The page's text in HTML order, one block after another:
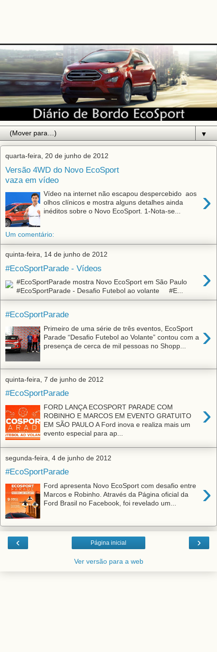
▼
quarta-feira, 20 de junho de 2012
Versão 4WD do Novo EcoSport
vaza em vídeo
›
Vídeo na internet não escapou despercebido aos
olhos clínicos e mostra alguns detalhes ainda
inéditos sobre o Novo EcoSport. 1-Nota-se...
Um comentário:
quinta-feira, 14 de junho de 2012
#EcoSportParade - Vídeos ›
#EcoSportParade mostra Novo EcoSport em São Paulo
#EcoSportParade - Desafio Futebol ao volante #E...
#EcoSportParade
›
Primeiro de uma série de três eventos, EcoSport
Parade “Desafio Futebol ao Volante” contou com a
presença de cerca de mil pessoas no Shopp...
quinta-feira, 7 de junho de 2012
#EcoSportParade
›
FORD LANÇA ECOSPORT PARADE COM
ROBINHO E MARCOS EM EVENTO GRATUITO
EM SÃO PAULO A Ford inova e realiza mais um
evento especial para ap...
segunda-feira, 4 de junho de 2012
#EcoSportParade
›
Ford apresenta Novo EcoSport com desafio entre
Marcos e Robinho. Através da Página oficial da
Ford Brasil no Facebook, foi revelado um...
‹ ›
Página inicial
Ver versão para a web